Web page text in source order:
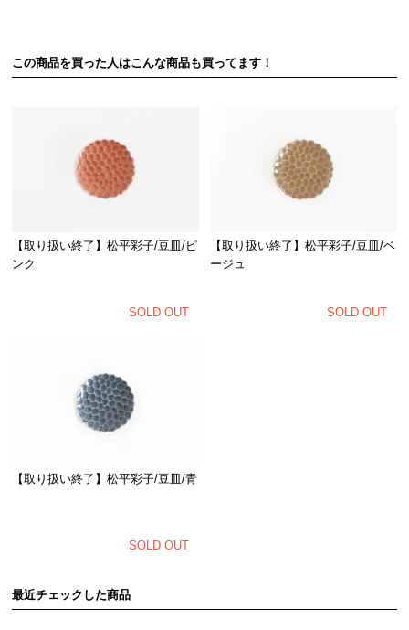
この商品を買った人はこんな商品も買ってます！
【取り扱い終了】松平彩子/豆皿/ピ
ンク
SOLD OUT
【取り扱い終了】松平彩子/豆皿/ベ
ージュ
SOLD OUT
【取り扱い終了】松平彩子/豆皿/青
SOLD OUT
最近チェックした商品